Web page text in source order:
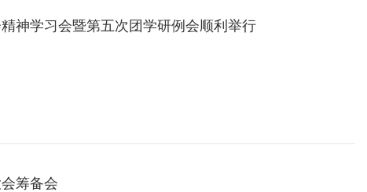
神学习会暨第五次团学研例会顺利举行
筹备会